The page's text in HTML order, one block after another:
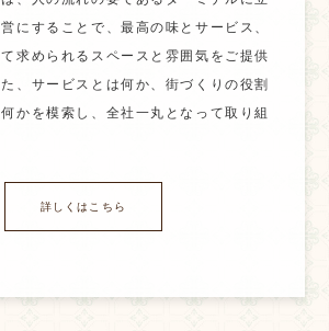
にすることで、最高の味とサービス、
求められるスペースと雰囲気をご提供
、サービスとは何か、街づくりの役割
かを模索し、全社一丸となって取り組
詳しくはこちら